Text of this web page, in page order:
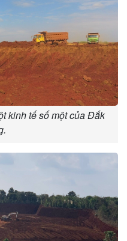
kinh tế số một của Đắk